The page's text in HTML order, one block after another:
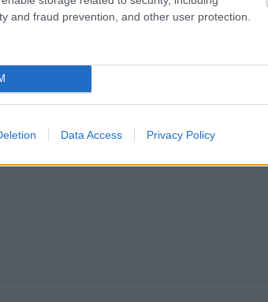
and fraud prevention, and other user protection.
Data Access Privacy Policy